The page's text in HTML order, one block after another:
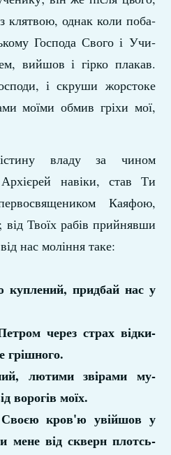
з клятвою, однак коли поба­
Господа Свого і Учи­
вийшов і гірко плакав.
і скруши жор­стоке
моїми обмив гріхи мої,
владу за чином
навіки, став Ти
Каяфою,
від Твоїх рабів прийнявши
нас моління таке:
куплений, придбай нас у
через страх відки­
грішного.
лютими звірами му­
ворогів моїх.
кров'ю увійшов у
мене від скверн плотсь­